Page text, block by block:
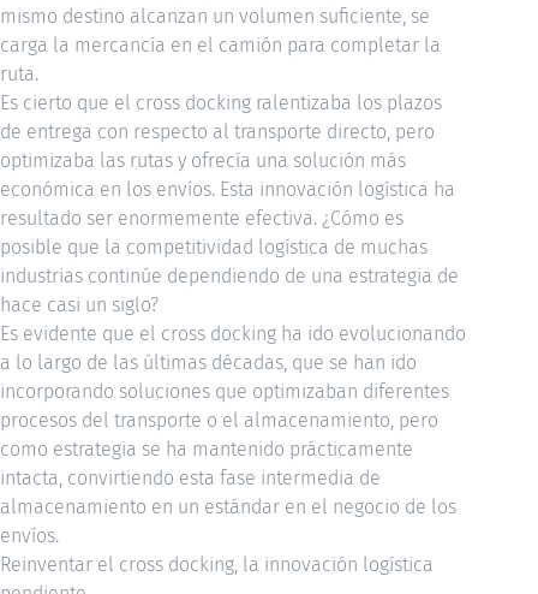
mismo destino alcanzan un volumen suficiente, se
carga la mercancía en el camión para completar la
ruta.
Es cierto que el cross docking ralentizaba los plazos
de entrega con respecto al transporte directo, pero
optimizaba las rutas y ofrecía una solución más
económica en los envíos. Esta innovación logística ha
resultado ser enormemente efectiva. ¿Cómo es
posible que la competitividad logística de muchas
industrias continúe dependiendo de una estrategia de
hace casi un siglo?
Es evidente que el cross docking ha ido evolucionando
a lo largo de las últimas décadas, que se han ido
incorporando soluciones que optimizaban diferentes
procesos del transporte o el almacenamiento, pero
como estrategia se ha mantenido prácticamente
intacta, convirtiendo esta fase intermedia de
almacenamiento en un estándar en el negocio de los
envíos.
Reinventar el cross docking, la innovación logística